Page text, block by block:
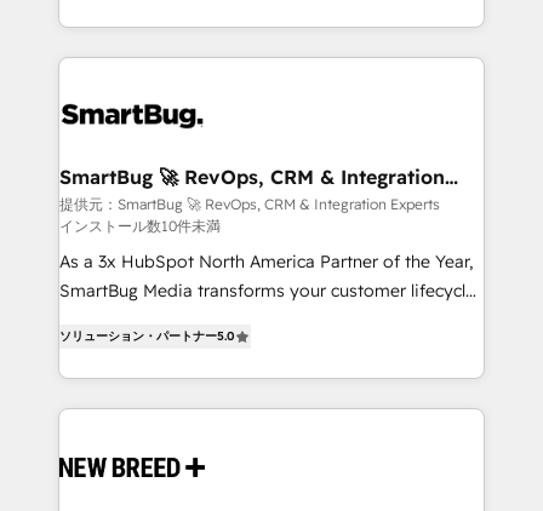
ード受賞・HUGリーダー ✓ ISO27001:2022 /
ISO9001:2015 取得 ✓ 400社以上の導入実績 ✓
状整理の壁打ちなど、構想段階からお気軽にお問い合わ
せください。
intelligence to conversational AI, we turn data into
action and automation into competitive advantage.
accreditations
and engineer a portal that drives predictable
revenue velocity. 🚀 GTM Strategy & Alignment
stalling growth. Fix your ICP, Math, and Story to stop
Scalable Architecture: Zero-technical-debt setup
across all Hubs, validated by our 7 HubSpot
Accreditations. AI-Powered RevOps: Breeze AI,
custom AI agents, and high-integrity migrations for
total reporting clarity. Security & Compliance: SOC 2
security. 🏆 Why Bluleadz? GTM OS Partner | 16+
Years Experience | 1,000+ Five-Star Reviews
SmartBug 🚀 RevOps, CRM & Integration
Experts
提供元：SmartBug 🚀 RevOps, CRM & Integration Experts
インストール数10件未満
As a 3x HubSpot North America Partner of the Year,
SmartBug Media transforms your customer lifecycle
includes specialized divisions Globalia (AI &
Software) and Point Success Media (Paid Media),
making this the official home for all three brands. 🔄
and system integrations powered by Globalia’s
ソリューション・パートナー5.0